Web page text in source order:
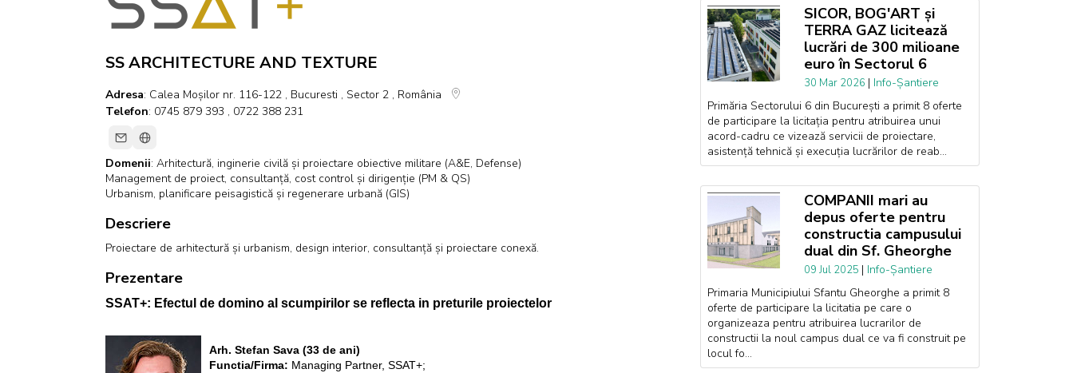
SS ARCHITECTURE AND TEXTURE
Adresa: Calea Moșilor nr. 116-122 , Bucuresti , Sector 2 , România
Telefon: 0745 879 393 , 0722 388 231
Domenii: Arhitectură, inginerie civilă și proiectare obiective militare (A&E, Defense)
Management de proiect, consultanță, cost control și dirigenție (PM & QS)
Urbanism, planificare peisagistică și regenerare urbană (GIS)
Descriere
Proiectare de arhitectură și urbanism, design interior, consultanță și proiectare conexă.
Prezentare
SSAT+: Efectul de domino al scumpirilor se reflecta in preturile proiectelor
Arh. Stefan Sava (33 de ani)
Functia/Firma: Managing Partner, SSAT+;
SICOR, BOG'ART și
TERRA GAZ licitează
lucrări de 300 milioane
euro în Sectorul 6
30 Mar 2026 | Info-Șantiere
Primăria Sectorului 6 din București a primit 8 oferte
de participare la licitația pentru atribuirea unui
acord-cadru ce vizează servicii de proiectare,
asistență tehnică și execuția lucrărilor de reab...
COMPANII mari au
depus oferte pentru
constructia campusului
dual din Sf. Gheorghe
09 Jul 2025 | Info-Șantiere
Primaria Municipiului Sfantu Gheorghe a primit 8
oferte de participare la licitatia pe care o
organizeaza pentru atribuirea lucrarilor de
constructii la noul campus dual ce va fi construit pe
locul fo...